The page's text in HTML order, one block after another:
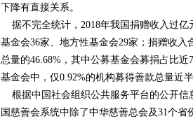
下降有直接关系。
据不完全统计，2018年我国捐赠收入过亿
基金会36家、地方性基金会29家；捐赠收入
总量的46.68%，其中公募基金会募捐占比近
基金会中，仅0.92%的机构募得善款总量近
根据中国社会组织公共服务平台的公开信
国慈善会系统中除了中华慈善总会及31个省